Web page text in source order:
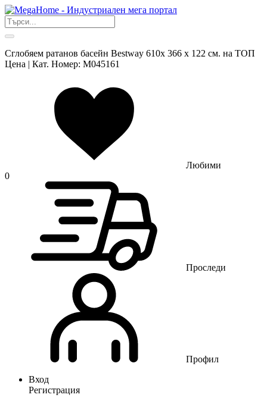
Сглобяем ратанов басейн Bestway 610x 366 х 122 см. на ТОП
Цена | Кат. Номер: M045161
Любими
0
Проследи
Профил
Вход
Регистрация